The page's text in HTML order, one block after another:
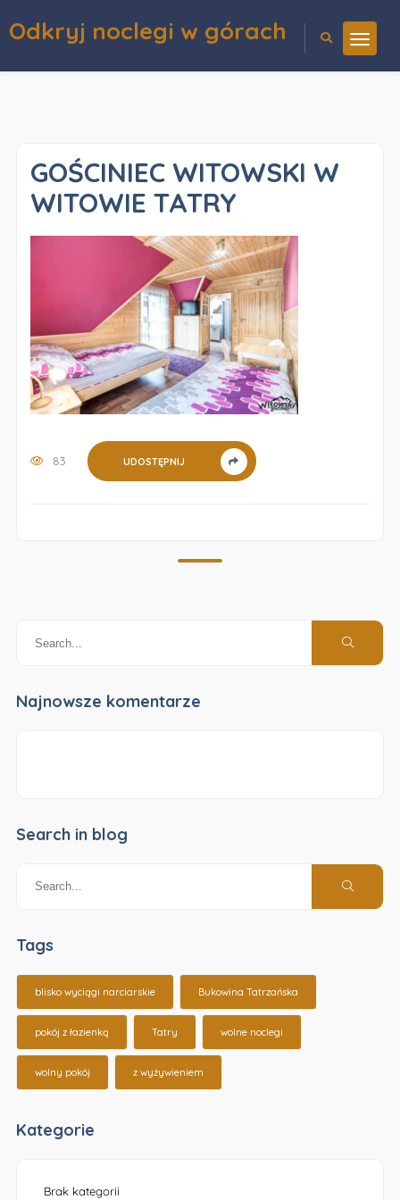
Odkryj noclegi w górach
GOŚCINIEC WITOWSKI W
WITOWIE TATRY
83 UDOSTĘPNIJ
Najnowsze komentarze
Search in blog
Tags
blisko wyciągi narciarskie Bukowina Tatrzańska
pokój z łazienką Tatry wolne noclegi
wolny pokój z wyżywieniem
Kategorie
Brak kategorii